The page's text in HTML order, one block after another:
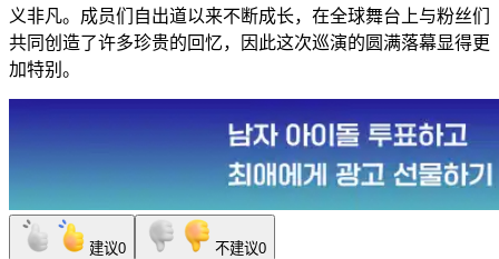
义非凡。成员们自出道以来不断成长，在全球舞台上与粉丝们
共同创造了许多珍贵的回忆，因此这次巡演的圆满落幕显得更
加特别。
建议0 不建议0